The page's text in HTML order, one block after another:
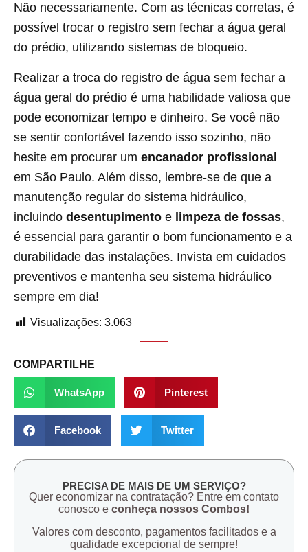
Não necessariamente. Com as técnicas corretas, é
possível trocar o registro sem fechar a água geral
do prédio, utilizando sistemas de bloqueio.
Realizar a troca do registro de água sem fechar a
água geral do prédio é uma habilidade valiosa que
pode economizar tempo e dinheiro. Se você não
se sentir confortável fazendo isso sozinho, não
hesite em procurar um encanador profissional
em São Paulo. Além disso, lembre-se de que a
manutenção regular do sistema hidráulico,
incluindo desentupimento e limpeza de fossas,
é essencial para garantir o bom funcionamento e a
durabilidade das instalações. Invista em cuidados
preventivos e mantenha seu sistema hidráulico
sempre em dia!
Visualizações: 3.063
COMPARTILHE
WhatsApp Pinterest
Facebook Twitter
PRECISA DE MAIS DE UM SERVIÇO?
Quer economizar na contratação? Entre em contato
conosco e conheça nossos Combos!
Valores com desconto, pagamentos facilitados e a
qualidade excepcional de sempre!